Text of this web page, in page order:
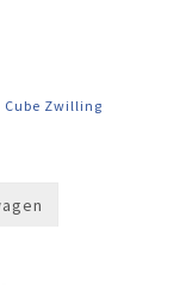
Cube Zwilling